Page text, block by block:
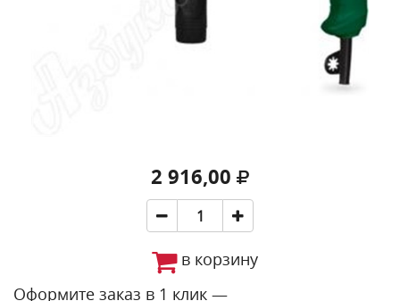
2 916,00
в корзину
Оформите заказ в 1 клик —